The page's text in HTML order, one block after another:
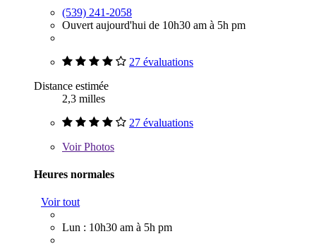
(539) 241-2058
Ouvert aujourd'hui de 10h30 am à 5h pm
27 évaluations
Distance estimée
2,3 milles
27 évaluations
VoirPhotos
Heures normales
Voir tout
Lun : 10h30 am à 5h pm